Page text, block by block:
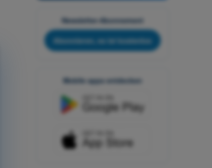
Newsletter-Abonnement
Abonnieren, es ist kostenlos
Mobile apps entdecken